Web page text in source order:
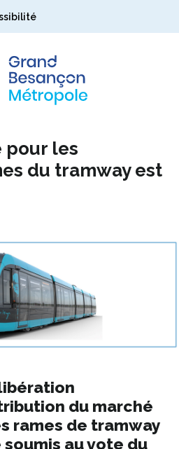
pour les
du tramway est
du marché
rames de tramway
soumis au vote du